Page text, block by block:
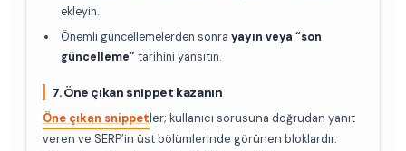
ekleyin.
Önemli güncellemelerden sonra yayın veya “son
güncelleme” tarihini yansıtın.
7. Öne çıkan snippet kazanın
Öne çıkan snippetler; kullanıcı sorusuna doğrudan yanıt
veren ve SERP’in üst bölümlerinde görünen bloklardır.